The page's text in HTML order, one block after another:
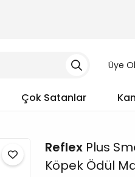
Üye Ol
Çok Satanlar
Reflex Plus
Köpek Ödül